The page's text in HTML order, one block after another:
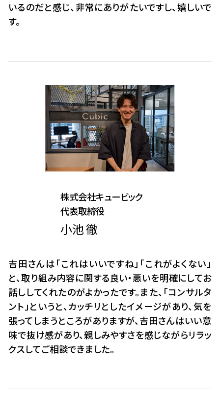
いるのだと感じ、非常にありがたいですし、嬉しいで
す。
株式会社キュービック
代表取締役
小池 徹
吉田さんは「これはいいですね」「これがよくない」
と、取り組み内容に関する良い・悪いを明確にしてお
話ししてくれたのがよかったです。また、「コンサルタ
ント」というと、カッチリとしたイメージがあり、気を
張ってしまうところがありますが、吉田さんはいい意
味で抜け感があり、親しみやすさを感じながらリラッ
クスしてご相談できました。